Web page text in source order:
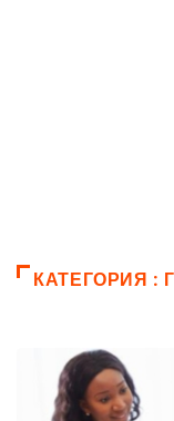
КАТЕГОРИЯ :